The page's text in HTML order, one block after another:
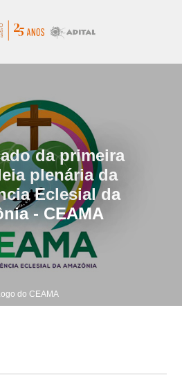
da primeira
plenária da
Eclesial da
- CEAMA
do CEAMA